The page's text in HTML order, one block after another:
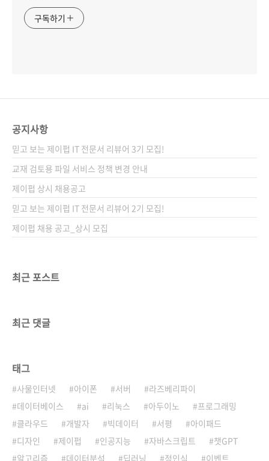
구독하기
공지사항
믿고 보는 제이펍 IT 전문서 리뷰어 3기 모집!
교재 검토용 파일 서비스 정책 변경 안내
제이펍 상시 채용공고
믿고 보는 제이펍 IT 전문서 리뷰어 2기 모집!
제이펍 채용 공고_상시 모집
최근 포스트
최근 댓글
태그
사물인터넷 아이폰 서버
라즈베리파이
데이터베이스
ai 리눅스 아두이노
프로그래밍
클라우드
개발자 빅데이터 서평
아이패드
디자인
제이펍 인공지능 자바스크립트
챗GPT
알고리즘
데이터분석 딥러닝 정인식 이벤트